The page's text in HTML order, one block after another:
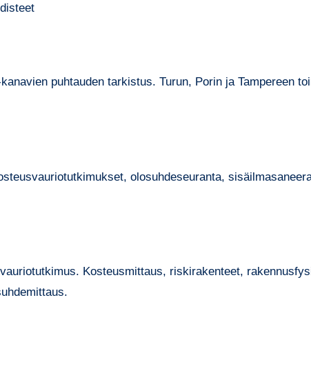
puhtauden tarkistus. Turun, Porin ja Tampereen
olosuhdeseuranta,
Kosteusmittaus, riskirakenteet,